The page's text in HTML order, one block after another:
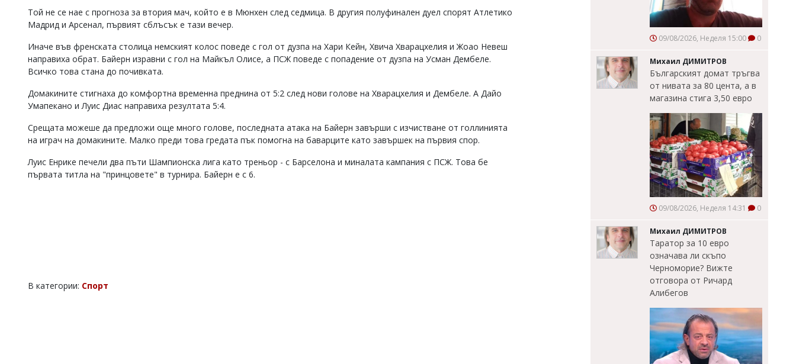
office@flagman.bg
Коментарите
статиите
въвеждат
читателите
редакцията
отговорност
Той не се нае с прогноза за втория мач, който е в Мюнхен след седмица. В другия полуфинален дуел спорят Атлетико
Мадрид и Арсенал, първият сблъсък е тази вечер.
Иначе във френската столица немският колос поведе с гол от дузпа на Хари Кейн, Хвича Хварацхелия и Жоао Невеш
направиха обрат. Байерн изравни с гол на Майкъл Олисе, а ПСЖ поведе с попадение от дузпа на Усман Дембеле.
Всичко това стана до почивката.
Домакините стигнаха до комфортна временна преднина от 5:2 след нови голове на Хварацхелия и Дембеле. А Дайо
Умапекано и Луис Диас направиха резултата 5:4.
Срещата можеше да предложи още много голове, последната атака на Байерн завърши с изчистване от голлинията
на играч на домакините. Малко преди това гредата пък помогна на баварците като завършек на първия спор.
Луис Енрике печели два пъти Шампионска лига като треньор - с Барселона и миналата кампания с ПСЖ. Това бе
първата титла на "принцовете" в турнира. Байерн е с 6.
В категории: Спорт
09/08/2026, Неделя 15:00 0
Михаил ДИМИТРОВ
Българският домат тръгва
от нивата за 80 цента, а в
магазина стига 3,50 евро
09/08/2026, Неделя 14:31 0
Михаил ДИМИТРОВ
Таратор за 10 евро
означава ли скъпо
Черноморие? Вижте
отговора от Ричард
Алибегов